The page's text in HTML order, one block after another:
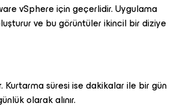
vSphere için geçerlidir. Uygulama
ve bu görüntüler ikincil bir diziye
süresi ise dakikalar ile bir gün
olarak alınır.